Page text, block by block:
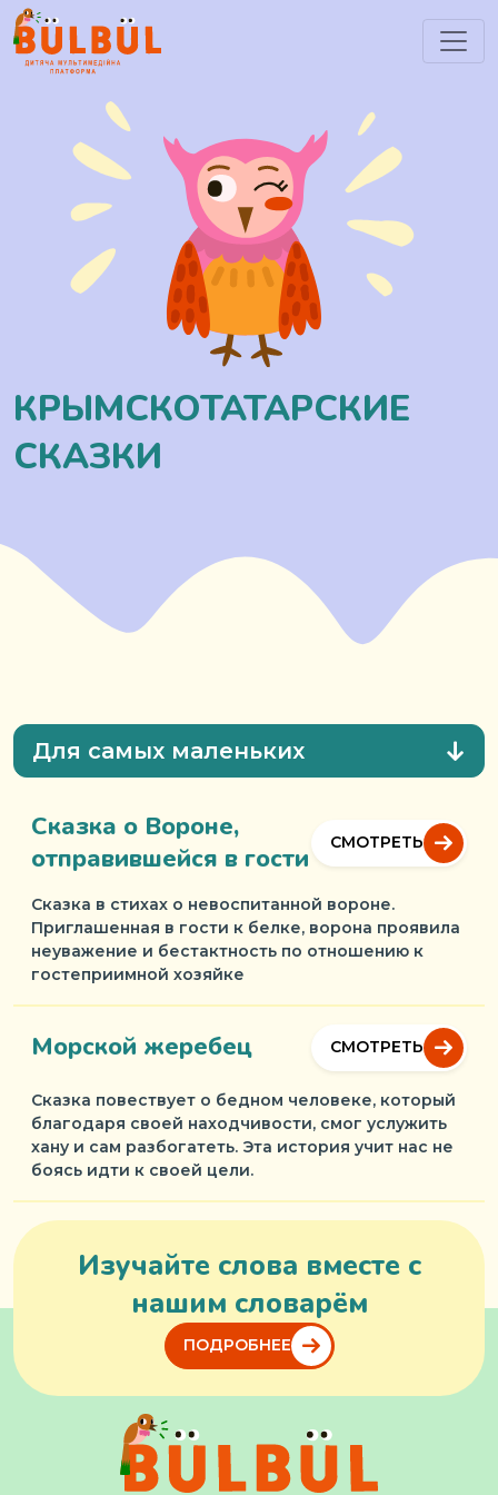
КРЫМСКОТАТАРСКИЕ
СКАЗКИ
Для самых маленьких
Сказка о Вороне,
отправившейся в гости
СМОТРЕТЬ
Сказка в стихах о невоспитанной вороне.
Приглашенная в гости к белке, ворона проявила
неуважение и бестактность по отношению к
гостеприимной хозяйке
Морской жеребец СМОТРЕТЬ
Сказка повествует о бедном человеке, который
благодаря своей находчивости, смог услужить
хану и сам разбогатеть. Эта история учит нас не
боясь идти к своей цели.
Изучайте слова вместе с
нашим словарём
ПОДРОБНЕЕ